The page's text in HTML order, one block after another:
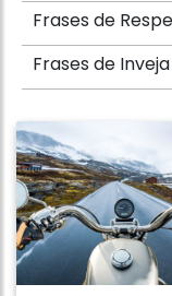
Frases de
Frases de Inveja